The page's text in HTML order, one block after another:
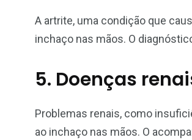
A artrite, uma condição que
inchaço nas mãos. O
5. Doenças
Problemas renais, como
ao inchaço nas mãos. O